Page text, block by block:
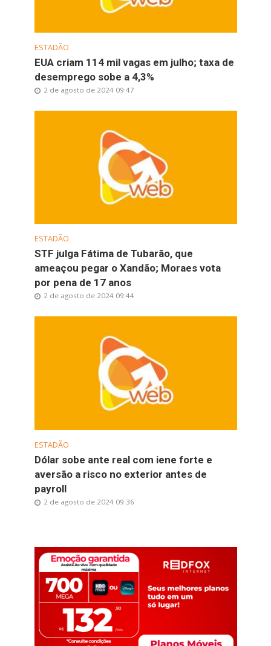
ESTADÃO
EUA criam 114 mil vagas em julho; taxa de
desemprego sobe a 4,3%
2 de agosto de 2024 09:47
ESTADÃO
STF julga Fátima de Tubarão, que
ameaçou pegar o Xandão; Moraes vota
por pena de 17 anos
2 de agosto de 2024 09:44
ESTADÃO
Dólar sobe ante real com iene forte e
aversão a risco no exterior antes de
payroll
2 de agosto de 2024 09:36